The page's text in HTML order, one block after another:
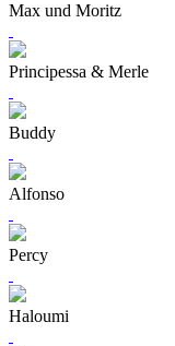
Max und Moritz
Principessa & Merle
Buddy
Alfonso
Percy
Haloumi